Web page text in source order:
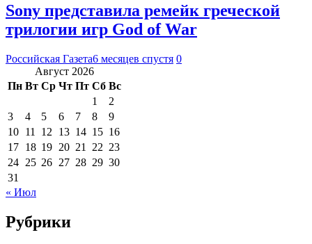
Sony представила ремейк греческой
трилогии игр God of War
Российская Газета6 месяцев спустя 0
Август 2026
Пн Вт Ср Чт Пт Сб Вс
1
2
3
4 5 6 7 8
9
10 11 12 13 14 15 16
17 18 19 20 21 22 23
24 25 26 27 28 29 30
31
« Июл
Рубрики